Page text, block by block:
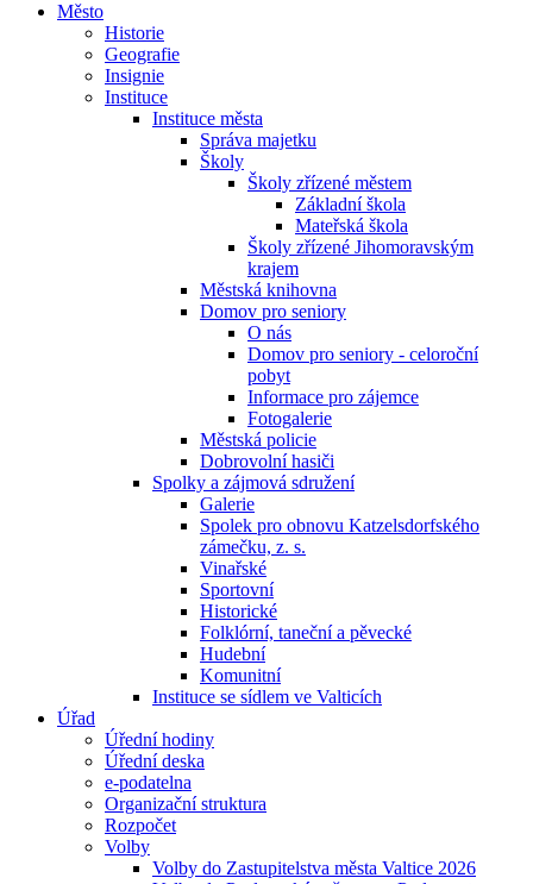
Město
Historie
Geografie
Insignie
Instituce
Instituce města
Správa majetku
Školy
Školy zřízené městem
Základní škola
Mateřská škola
Školy zřízené Jihomoravským
krajem
Městská knihovna
Domov pro seniory
O nás
Domov pro seniory - celoroční
pobyt
Informace pro zájemce
Fotogalerie
Městská policie
Dobrovolní hasiči
Spolky a zájmová sdružení
Galerie
Spolek pro obnovu Katzelsdorfského
zámečku, z. s.
Vinařské
Sportovní
Historické
Folklórní, taneční a pěvecké
Hudební
Komunitní
Instituce se sídlem ve Valticích
Úřad
Úřední hodiny
Úřední deska
e-podatelna
Organizační struktura
Rozpočet
Volby
Volby do Zastupitelstva města Valtice 2026